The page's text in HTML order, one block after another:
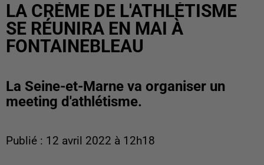
LA CRÈME DE L'ATHLÉTISME
SE RÉUNIRA EN MAI À
FONTAINEBLEAU
La Seine-et-Marne va organiser un
meeting d'athlétisme.
Publié : 12 avril 2022 à 12h18